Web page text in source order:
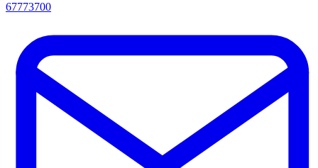
67773700